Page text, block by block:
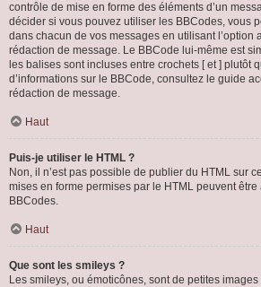
contrôle de mise en forme des éléments d’un
décider si vous pouvez utiliser les BBCodes, vous
dans chacun de vos messages en utilisant l’option
rédaction de message. Le BBCode lui-même est
les balises sont incluses entre crochets [ et ] plutôt
d’informations sur le BBCode, consultez le guide
rédaction de message.
Haut
Puis-je utiliser le HTML ?
Non, il n’est pas possible de publier du HTML sur
mises en forme permises par le HTML peuvent
BBCodes.
Haut
Que sont les smileys ?
Les smileys, ou émoticônes, sont de petites